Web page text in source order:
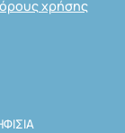
χρήσης